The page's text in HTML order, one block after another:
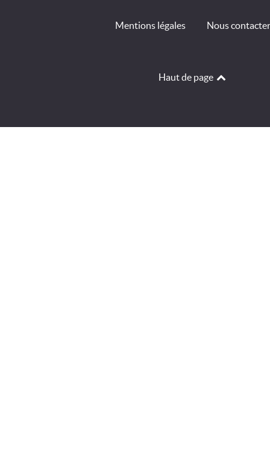
Mentions légales Nous contacter
Haut de page